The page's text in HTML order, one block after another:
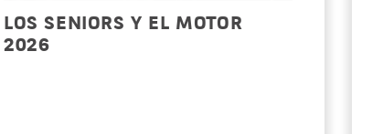
LOS SENIORS Y EL MOTOR
2026